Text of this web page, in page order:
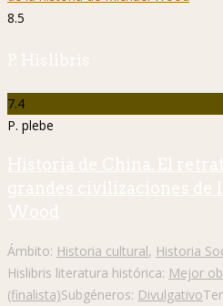
8.5
P. Hislibris
7.4
P. plebe
Historia de China. El
grandes civilizaciones de
Wood
Ámbito: Historia cultural, Historia
Hislibris literatura histórica: Mejor
(finalista)Subgéneros: Divulgativo